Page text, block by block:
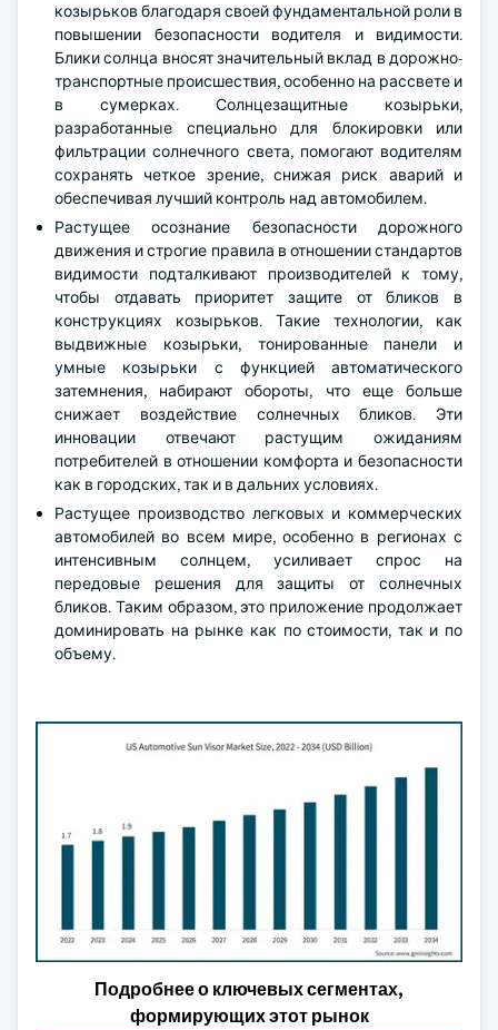
козырьков благодаря своей фундаментальной роли в
повышении безопасности водителя и видимости.
Блики солнца вносят значительный вклад в дорожно-
транспортные происшествия, особенно на рассвете и
в сумерках. Солнцезащитные козырьки,
разработанные специально для блокировки или
фильтрации солнечного света, помогают водителям
сохранять четкое зрение, снижая риск аварий и
обеспечивая лучший контроль над автомобилем.
Растущее осознание безопасности дорожного
движения и строгие правила в отношении стандартов
видимости подталкивают производителей к тому,
чтобы отдавать приоритет защите от бликов в
конструкциях козырьков. Такие технологии, как
выдвижные козырьки, тонированные панели и
умные козырьки с функцией автоматического
затемнения, набирают обороты, что еще больше
снижает воздействие солнечных бликов. Эти
инновации отвечают растущим ожиданиям
потребителей в отношении комфорта и безопасности
как в городских, так и в дальних условиях.
Растущее производство легковых и коммерческих
автомобилей во всем мире, особенно в регионах с
интенсивным солнцем, усиливает спрос на
передовые решения для защиты от солнечных
бликов. Таким образом, это приложение продолжает
доминировать на рынке как по стоимости, так и по
объему.
Подробнее о ключевых сегментах,
формирующих этот рынок